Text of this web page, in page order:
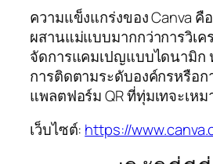
ความแข็งแกร่งของ Canva คื
ผสานแม่แบบมากกว่าการวิเค
จัดการแคมเปญแบบไดนามิก
การติดตามระดับองค์กรหรือก
แพลตฟอร์ม QR ที่ทุ่มเทจะเห
เว็บไซต์: https://